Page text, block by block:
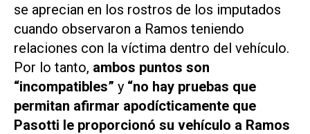
se aprecian en los rostros de los imputados
cuando observaron a Ramos teniendo
relaciones con la víctima dentro del vehículo.
Por lo tanto, ambos puntos son
“incompatibles” y “no hay pruebas que
permitan afirmar apodícticamente que
Pasotti le proporcionó su vehículo a Ramos